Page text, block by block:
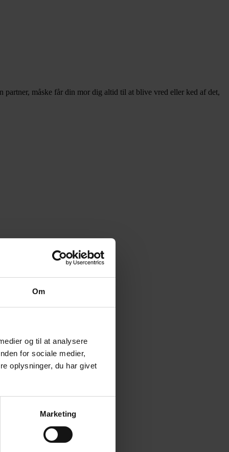
Om
og til at analysere
for sociale medier,
oplysninger, du har givet
Marketing
partner, måske får din mor dig altid til at blive vred eller ked af det,